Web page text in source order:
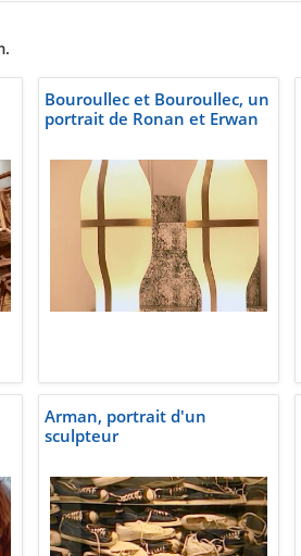
Bouroullec et Bouroullec, un
portrait de Ronan et Erwan
Arman, portrait d'un
sculpteur